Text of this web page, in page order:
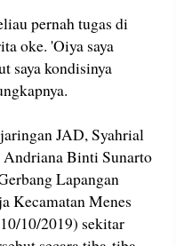
pernah tugas di
oke. 'Oiya saya
saya kondisinya
JAD, Syahrial
Binti Sunarto
Lapangan
Kecamatan Menes
10/2019) sekitar